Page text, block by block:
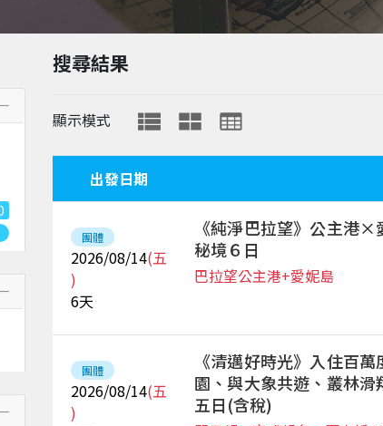
搜尋結果
顯示模式
出發日期
團體
2026/08/14(五
)
6天
《純淨巴拉望》公主港
秘境６日
巴拉望公主港+愛妮島
團體
2026/08/14(五
)
《清邁好時光》入住百
園、與大象共遊、叢林滑
五日(含稅)